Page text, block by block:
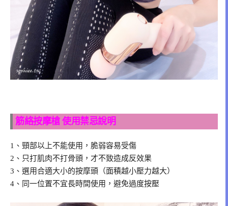
筋絡按摩槍 使用禁忌說明
1、頸部以上不能使用，脆弱容易受傷
2、只打肌肉不打骨頭，才不致造成反效果
3、選用合適大小的按摩頭（面積越小壓力越大）
4、同一位置不宜長時間使用，避免過度按壓